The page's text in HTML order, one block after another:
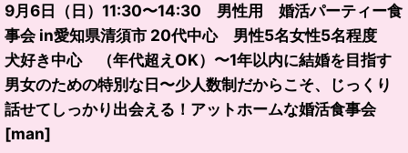
9月6日（日）11:30〜14:30 男性用 婚活パーティー食
事会 in愛知県清須市 20代中心 男性5名女性5名程度
犬好き中心 （年代超えOK）〜1年以内に結婚を目指す
男女のための特別な日〜少人数制だからこそ、じっくり
話せてしっかり出会える！アットホームな婚活食事会
[man]